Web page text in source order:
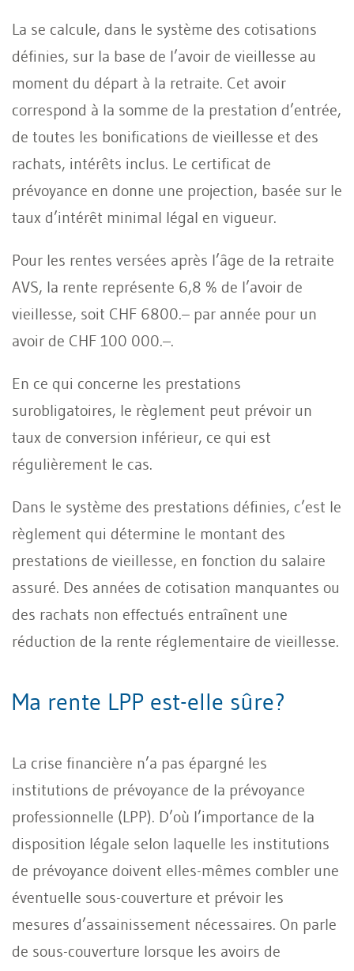
La se calcule, dans le système des cotisations
définies, sur la base de l’avoir de vieillesse au
moment du départ à la retraite. Cet avoir
correspond à la somme de la prestation d’entrée,
de toutes les bonifications de vieillesse et des
rachats, intérêts inclus. Le certificat de
prévoyance en donne une projection, basée sur le
taux d’intérêt minimal légal en vigueur.
Pour les rentes versées après l’âge de la retraite
AVS, la rente représente 6,8 % de l’avoir de
vieillesse, soit CHF 6800.– par année pour un
avoir de CHF 100 000.–.
En ce qui concerne les prestations
surobligatoires, le règlement peut prévoir un
taux de conversion inférieur, ce qui est
régulièrement le cas.
Dans le système des prestations définies, c’est le
règlement qui détermine le montant des
prestations de vieillesse, en fonction du salaire
assuré. Des années de cotisation manquantes ou
des rachats non effectués entraînent une
réduction de la rente réglementaire de vieillesse.
Ma rente LPP est-elle sûre?
La crise financière n’a pas épargné les
institutions de prévoyance de la prévoyance
professionnelle (LPP). D’où l’importance de la
disposition légale selon laquelle les institutions
de prévoyance doivent elles-mêmes combler une
éventuelle sous-couverture et prévoir les
mesures d’assainissement nécessaires. On parle
de sous-couverture lorsque les avoirs de